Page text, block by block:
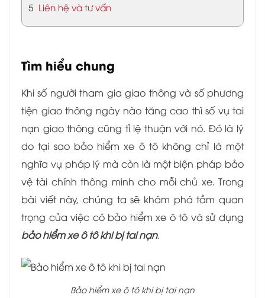
5 Liên hệ và tư vấn
Tìm hiểu chung
Khi số người tham gia giao thông và số phương
tiện giao thông ngày nào tăng cao thì số vụ tai
nạn giao thông cũng tỉ lệ thuận với nó. Đó là lý
do tại sao bảo hiểm xe ô tô không chỉ là một
nghĩa vụ pháp lý mà còn là một biện pháp bảo
vệ tài chính thông minh cho mỗi chủ xe. Trong
bài viết này, chúng ta sẽ khám phá tầm quan
trọng của việc có bảo hiểm xe ô tô và sử dụng
bảo hiểm xe ô tô khi bị tai nạn.
Bảo hiểm xe ô tô khi bị tai nạn